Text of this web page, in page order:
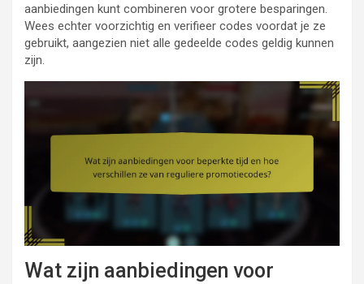
aanbiedingen kunt combineren voor grotere besparingen.
Wees echter voorzichtig en verifieer codes voordat je ze
gebruikt, aangezien niet alle gedeelde codes geldig kunnen
zijn.
Wat zijn aanbiedingen voor